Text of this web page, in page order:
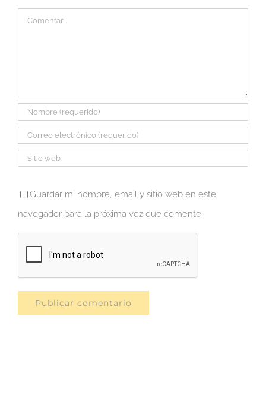
Comentar
Guardar mi nombre, email y sitio web en este
navegador para la próxima vez que comente.